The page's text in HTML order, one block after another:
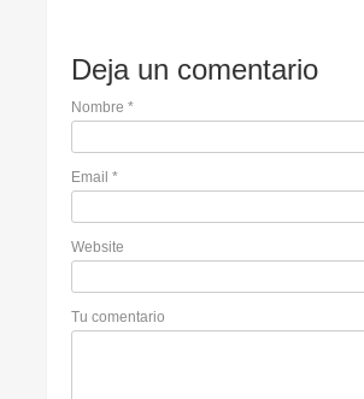
Deja un comentario
Nombre *
Email *
Website
Tu comentario